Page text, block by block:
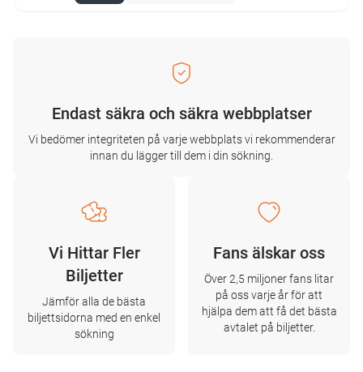
Endast säkra och säkra webbplatser
Vi bedömer integriteten på varje webbplats vi rekommenderar
innan du lägger till dem i din sökning.
Vi Hittar Fler
Biljetter
Jämför alla de bästa
biljettsidorna med en enkel
sökning
Fans älskar oss
Över 2,5 miljoner fans litar
på oss varje år för att
hjälpa dem att få det bästa
avtalet på biljetter.